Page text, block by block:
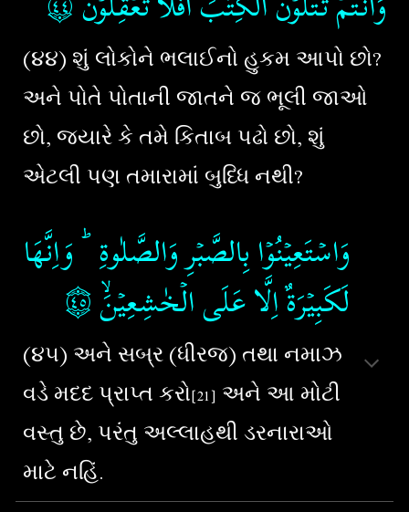
(૪૪)શું લોકોને ભલાઈનો હુકમ આપો છો?
અને પોતે પોતાની જાતને જ ભૂલી જાઓ
છો, જયારે કે તમે કિતાબ પઢો છો, શું
એટલી પણ તમારામાં બુધ્ધિ નથી?
وَاسۡتَعِيۡنُوۡا بِالصَّبۡرِ وَالصَّلٰوةِ ​ؕ وَاِنَّهَا
لَكَبِيۡرَةٌ اِلَّا عَلَى الۡخٰشِعِيۡنَۙ‏۝٤
(૪૫)અને સબ્ર (ધીરજ) તથા નમાઝ
વડે મદદ પ્રાપ્ત કરો[21] અને આ મોટી
વસ્તુ છે, પરંતુ અલ્લાહથી ડરનારાઓ
માટે નહિં.